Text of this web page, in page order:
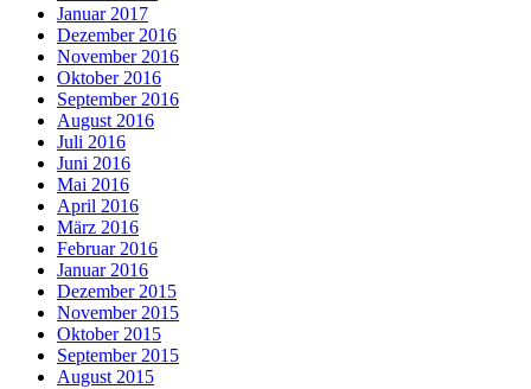
Januar 2017
Dezember 2016
November 2016
Oktober 2016
September 2016
August 2016
Juli 2016
Juni 2016
Mai 2016
April 2016
März 2016
Februar 2016
Januar 2016
Dezember 2015
November 2015
Oktober 2015
September 2015
August 2015